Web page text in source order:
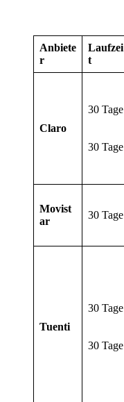
Anbiete
r
Laufzei
t
Claro
30 Tage
30 Tage
Movist
ar
30 Tage
Tuenti
30 Tage
30 Tage